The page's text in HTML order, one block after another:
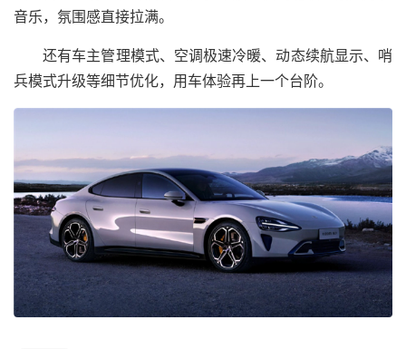
音乐，氛围感直接拉满。
还有车主管理模式、空调极速冷暖、动态续航显示、哨
兵模式升级等细节优化，用车体验再上一个台阶。